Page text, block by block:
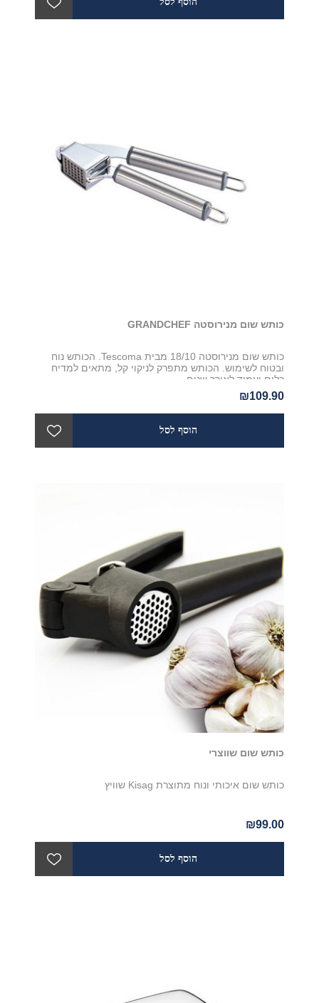
כותש שום מנירוסטה GRANDCHEF
כותש שום מנירוסטה 18/10 מבית Tescoma. הכותש נוח
ובטוח לשימוש. הכותש מתפרק לניקוי קל, מתאים למדיח
כלים ועמיד לאורך שנים
₪109.90
כותש שום שווצרי
כותש שום איכותי ונוח מתוצרת Kisag שוויץ
₪99.00